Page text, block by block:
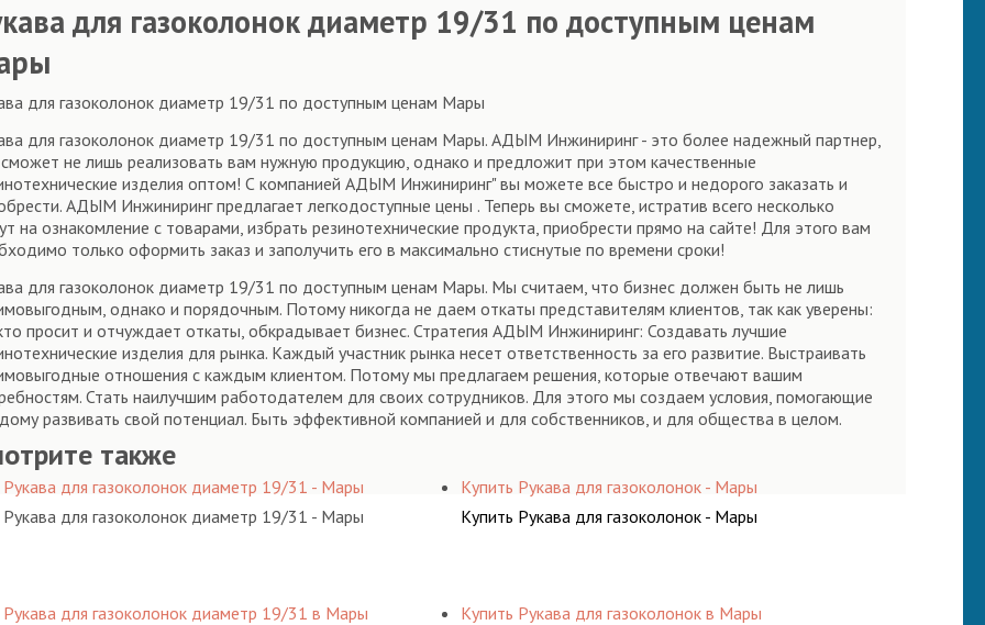
для газоколонок диаметр 19/31 по доступным ценам
для газоколонок диаметр 19/31 по доступным ценам Мары
для газоколонок диаметр 19/31 по доступным ценам Мары. АДЫМ Инжиниринг - это более надежный партнер,
не лишь реализовать вам нужную продукцию, однако и предложит при этом качественные
изделия оптом! С компанией АДЫМ Инжиниринг" вы можете все быстро и недорого заказать и
АДЫМ Инжиниринг предлагает легкодоступные цены . Теперь вы сможете, истратив всего несколько
на ознакомление с товарами, избрать резинотехнические продукта, приобрести прямо на сайте! Для этого вам
только оформить заказ и заполучить его в максимально стиснутые по времени сроки!
для газоколонок диаметр 19/31 по доступным ценам Мары. Мы считаем, что бизнес должен быть не лишь
однако и порядочным. Потому никогда не даем откаты представителям клиентов, так как уверены:
просит и отчуждает откаты, обкрадывает бизнес. Стратегия АДЫМ Инжиниринг: Создавать лучшие
изделия для рынка. Каждый участник рынка несет ответственность за его развитие. Выстраивать
отношения с каждым клиентом. Потому мы предлагаем решения, которые отвечают вашим
Стать наилучшим работодателем для своих сотрудников. Для этого мы создаем условия, помогающие
развивать свой потенциал. Быть эффективной компанией и для собственников, и для общества в целом.
также
Рукава для газоколонок диаметр 19/31 - Мары
Рукава для газоколонок диаметр 19/31 - Мары
Рукава для газоколонок диаметр 19/31 в Мары
Купить Рукава для газоколонок - Мары
Купить Рукава для газоколонок - Мары
Купить Рукава для газоколонок в Мары